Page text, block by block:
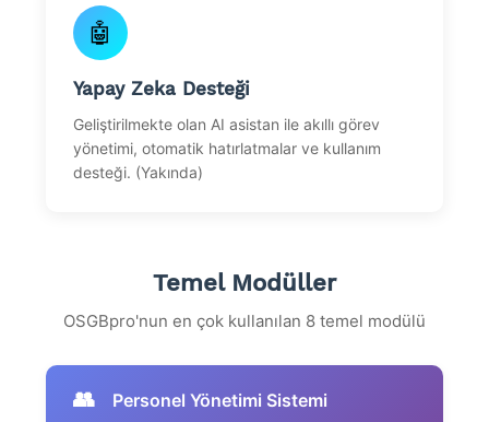
🤖
Yapay Zeka Desteği
Geliştirilmekte olan AI asistan ile akıllı görev
yönetimi, otomatik hatırlatmalar ve kullanım
desteği. (Yakında)
Temel Modüller
OSGBpro'nun en çok kullanılan 8 temel modülü
👥 Personel Yönetimi Sistemi